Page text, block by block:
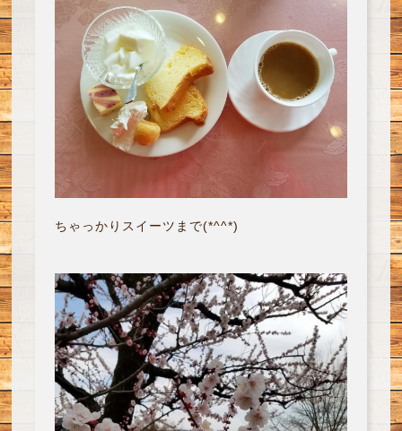
ちゃっかりスイーツまで(*^^*)